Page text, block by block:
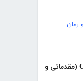
رمان
دانلود کتاب آموزش نرم افزار CorelDRAW (مقدماتی و